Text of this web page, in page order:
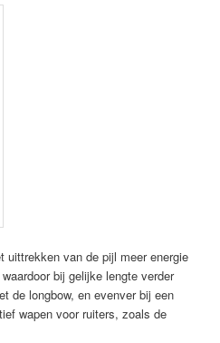
uittrekken van de pijl meer energie
bij gelijke lengte verder
de longbow, en evenver bij een
wapen voor ruiters, zoals de